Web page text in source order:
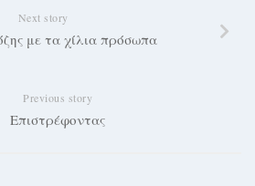
Next story
με τα χίλια πρόσωπα
Previous story
Επιστρέφοντας